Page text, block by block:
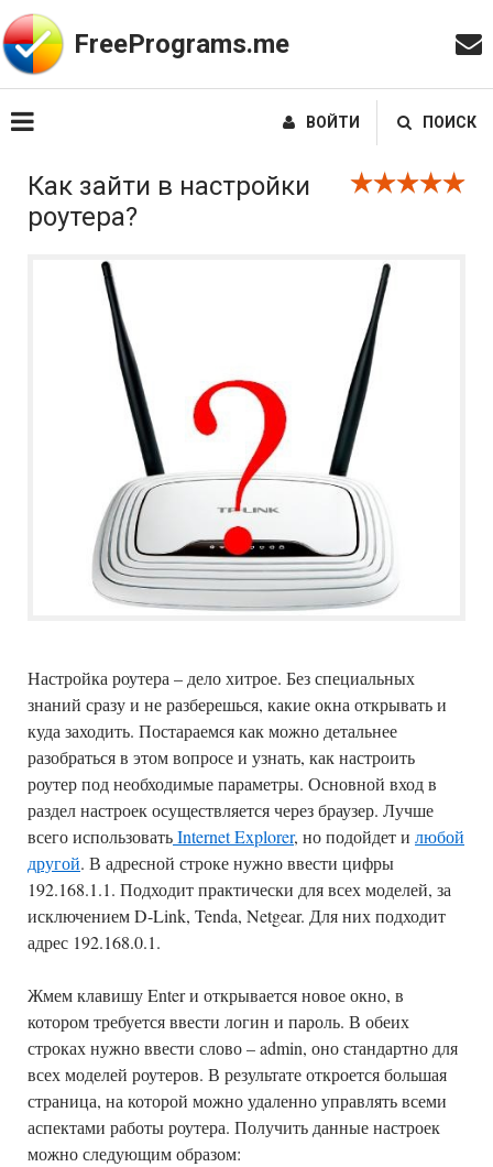
FreePrograms.me
ВОЙТИ ПОИСК
Как зайти в настройки
роутера?
Настройка роутера – дело хитрое. Без специальных
знаний сразу и не разберешься, какие окна открывать и
куда заходить. Постараемся как можно детальнее
разобраться в этом вопросе и узнать, как настроить
роутер под необходимые параметры. Основной вход в
раздел настроек осуществляется через браузер. Лучше
всего использоватьInternet Explorer, но подойдет и любой
другой. В адресной строке нужно ввести цифры
192.168.1.1. Подходит практически для всех моделей, за
исключением D-Link, Tenda, Netgear. Для них подходит
адрес 192.168.0.1.
Жмем клавишу Enter и открывается новое окно, в
котором требуется ввести логин и пароль. В обеих
строках нужно ввести слово – admin, оно стандартно для
всех моделей роутеров. В результате откроется большая
страница, на которой можно удаленно управлять всеми
аспектами работы роутера. Получить данные настроек
можно следующим образом: